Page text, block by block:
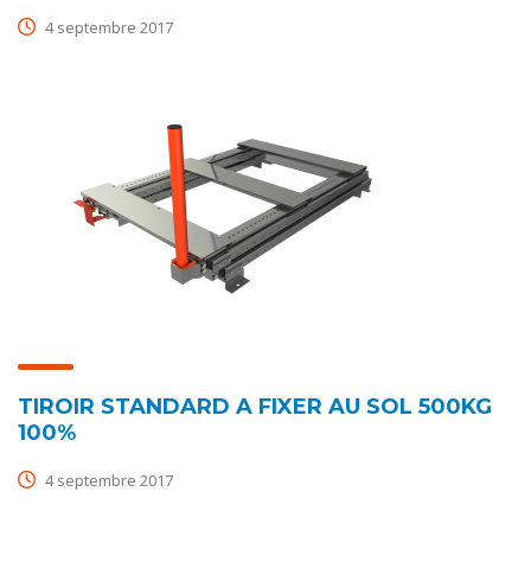
4 septembre 2017
TIROIR STANDARD A FIXER AU SOL 500KG
100%
4 septembre 2017